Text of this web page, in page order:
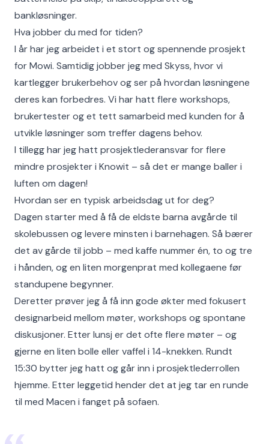
bankløsninger.
Hva jobber du med for tiden?
I år har jeg arbeidet i et stort og spennende prosjekt
for Mowi. Samtidig jobber jeg med Skyss, hvor vi
kartlegger brukerbehov og ser på hvordan løsningene
deres kan forbedres. Vi har hatt flere workshops,
brukertester og et tett samarbeid med kunden for å
utvikle løsninger som treffer dagens behov.
I tillegg har jeg hatt prosjektlederansvar for flere
mindre prosjekter i Knowit – så det er mange baller i
luften om dagen!
Hvordan ser en typisk arbeidsdag ut for deg?
Dagen starter med å få de eldste barna avgårde til
skolebussen og levere minsten i barnehagen. Så bærer
det av gårde til jobb – med kaffe nummer én, to og tre
i hånden, og en liten morgenprat med kollegaene før
standupene begynner.
Deretter prøver jeg å få inn gode økter med fokusert
designarbeid mellom møter, workshops og spontane
diskusjoner. Etter lunsj er det ofte flere møter – og
gjerne en liten bolle eller vaffel i 14-knekken. Rundt
15:30 bytter jeg hatt og går inn i prosjektlederrollen
hjemme. Etter leggetid hender det at jeg tar en runde
til med Macen i fanget på sofaen.